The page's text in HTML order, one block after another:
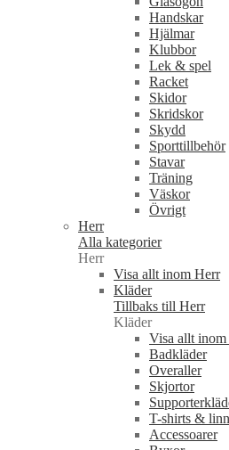
Handskar
Hjälmar
Klubbor
Lek & spel
Racket
Skidor
Skridskor
Skydd
Sporttillbehör
Stavar
Träning
Väskor
Övrigt
Herr
Alla kategorier
Herr
Visa allt inom Herr
Kläder
Tillbaks till Herr
Kläder
Visa allt
Badkläder
Overaller
Skjortor
T-shirts &
Accessoarer